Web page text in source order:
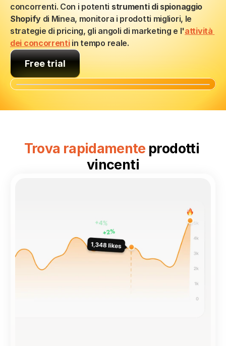
concorrenti. Con i potenti strumenti di spionaggio
Shopify di Minea, monitora i prodotti migliori, le
strategie di pricing, gli angoli di marketing e l'attività
dei concorrenti in tempo reale.
Free trial
Trova rapidamente prodotti
vincenti